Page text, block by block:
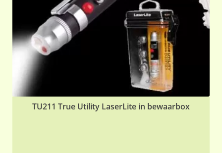
TU211 True Utility LaserLite in bewaarbox